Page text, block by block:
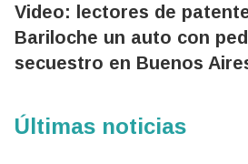
Video: lectores de
Bariloche un auto con
secuestro en Buenos
Últimas noticias